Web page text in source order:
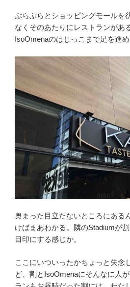
ぶらぶらとショッピングモールを
なくそのあたりにレストランがあ
IsoOmenaのはじっこまで足を進め
奥まった目立たないところにある
けばまあわかる。隣のStadiumが
目印にする感じか。
ここにいついったかちょっと失念
ど、割とIsoOmenaにそんなに人